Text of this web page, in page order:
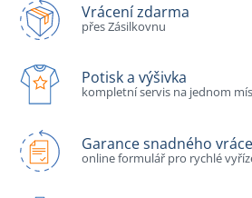
Vrácení zdarma
přes Zásilkovnu
Potisk a výšivka
kompletní servis na jednom
Garance snadného
online formulář pro rychlé